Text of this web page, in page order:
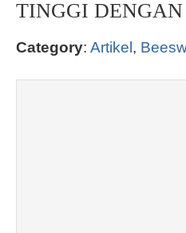
TINGGI
Category: Artikel,